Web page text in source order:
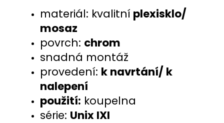
materiál: kvalitní plexisklo/
mosaz
povrch: chrom
snadná montáž
provedení: k navrtání/ k
nalepení
použití: koupelna
série: Unix IXI